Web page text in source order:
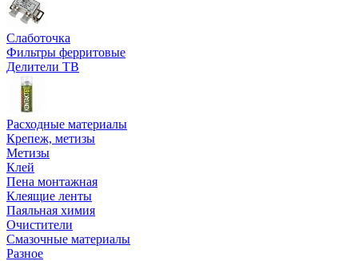
Слаботочка
Фильтры ферритовые
Делители ТВ
Расходные материалы
Крепеж, метизы
Метизы
Клей
Пена монтажная
Клеящие ленты
Паяльная химия
Очистители
Смазочные материалы
Разное